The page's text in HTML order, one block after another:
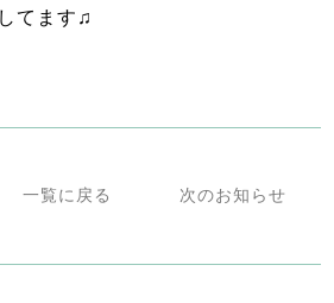
てます♫
一覧に戻る 次のお知らせ